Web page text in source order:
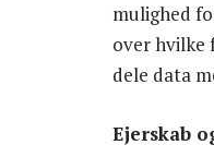
mulighed
over hvilke
dele data
Ejerskab